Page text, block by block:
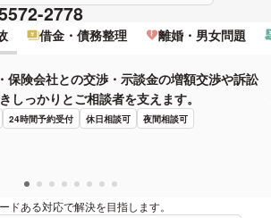
2778
借金・債務整理 離婚・男女問題
保険会社との交渉・示談金の増額交渉や訴訟
しっかりとご相談者を支えます。
24時間予約受付 休日相談可 夜間相談可
ドある対応で解決を目指します。